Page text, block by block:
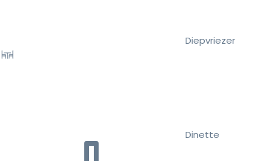
Diepvriezer
Dinette